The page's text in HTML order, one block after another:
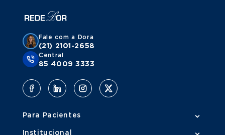
Fale com a Dora
(21) 2101-2658
Central
85 4009 3333
Para Pacientes
Institucional